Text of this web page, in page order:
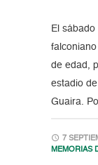
El
de edad,
estadio
Guaira.
7
MEMORIAS